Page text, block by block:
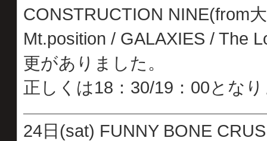
CONSTRUCTION NINE(from
Mt.position / GALAXIES / The
更がありました。
正しくは18：30/19：00とな
24日(sat) FUNNY BONE